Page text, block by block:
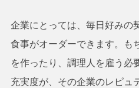
企業にとっては、毎日好みの
食事がオーダーできます。も
を作ったり、調理人を雇う必
充実度が、その企業のレピュ